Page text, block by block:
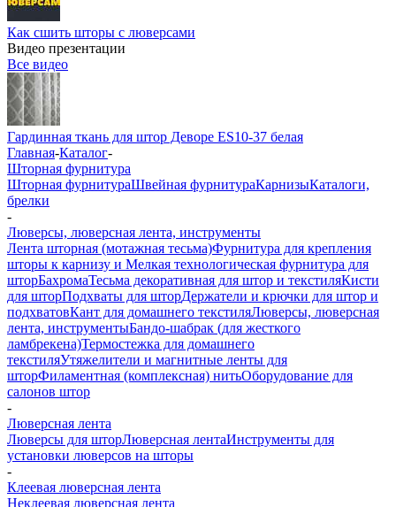
Как сшить шторы с люверсами
Видео презентации
Все видео
Гардинная ткань для штор Деворе ES10-37 белая
Главная-Каталог-
Шторная фурнитура
Шторная фурнитураШвейная фурнитураКарнизыКаталоги,
брелки
-
Люверсы, люверсная лента, инструменты
Лента шторная (мотажная тесьма)Фурнитура для крепления
шторы к карнизу и Мелкая технологическая фурнитура для
шторБахромаТесьма декоративная для штор и текстиляКисти
для шторПодхваты для шторДержатели и крючки для штор и
подхватовКант для домашнего текстиляЛюверсы, люверсная
лента, инструментыБандо-шабрак (для жесткого
ламбрекена)Термостежка для домашнего
текстиляУтяжелители и магнитные ленты для
шторФиламентная (комплексная) нитьОборудование для
салонов штор
-
Люверсная лента
Люверсы для шторЛюверсная лентаИнструменты для
установки люверсов на шторы
-
Клеевая люверсная лента
Неклеевая люверсная лента